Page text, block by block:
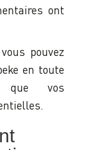
ont
pouvez
en toute
que vos